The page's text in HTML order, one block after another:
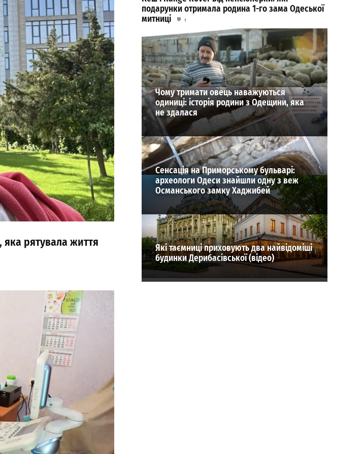
яка рятувала життя
подарунки отримала родина 1-го зама Одеської
митниці
1
ВИБІР РЕДАКЦІЇ
Чому тримати овець наважуються
одиниці: історія родини з Одещини, яка
не здалася
Сенсація на Приморському бульварі:
археологи Одеси знайшли одну з веж
Османського замку Хаджибей
Які таємниці приховують два найвідоміші
будинки Дерибасівської (відео)